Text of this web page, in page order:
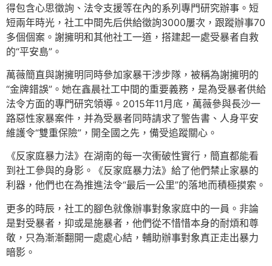
得包含心思徵詢、法令支援等在內的系列專門研究辦事。短
短兩年時光，社工中間先后供給徵詢3000屢次，跟蹤辦事70
多個個案。謝擁明和其他社工一道，搭建起一處受暴者自救
的“平安島”。
萬薇簡直與謝擁明同時參加家暴干涉步隊，被稱為謝擁明的
“金牌錯誤”。她在鑫晨社工中間的重要義務，是為受暴者供給
法令方面的專門研究領導。2015年11月底，萬薇參與長沙一
路惡性家暴案件，并為受暴者同時請求了警告書、人身平安
維護令“雙重保險”，開全國之先，備受追蹤關心。
《反家庭暴力法》在湖南的每一次衝破性實行，簡直都能看
到社工參與的身影。《反家庭暴力法》給了他們禁止家暴的
利器，他們也在為推進法令“最后一公里”的落地而積極摸索。
更多的時辰，社工的腳色就像辦事對象家庭中的一員。非論
是對受暴者，抑或是施暴者，他們從不惜惜本身的耐煩和尊
敬，只為漸漸翻開一處處心結，輔助辦事對象真正走出暴力
暗影。